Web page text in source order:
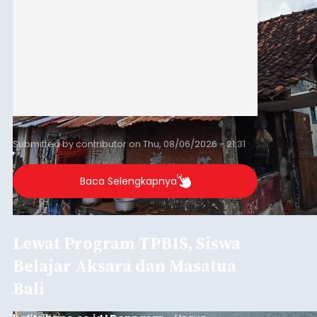
Submitted bycontributoronThu, 08/06/2026 - 21:31
Baca Selengkapnya
Lewat Program TPBIS, Siswa
Belajar Aksara dan Masatua
Bali